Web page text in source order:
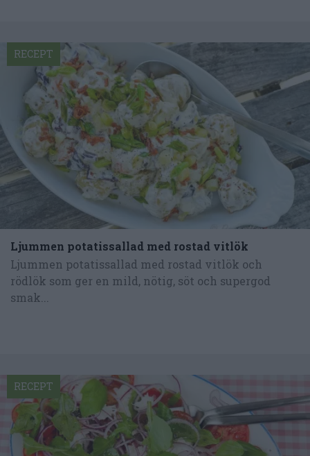
Ljummen potatissallad med rostad vitlök
Ljummen potatissallad med rostad vitlök och
rödlök som ger en mild, nötig, söt och supergod
smak...
RECEPT
RECEPT